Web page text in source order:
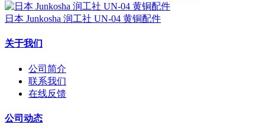
日本 Junkosha 润工社 UN-04 黄铜配件
关于我们
公司简介
联系我们
在线反馈
公司动态